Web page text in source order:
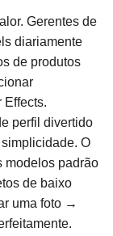
Gerentes de
diariamente
de produtos
Effects.
perfil divertido
O
modelos padrão
de baixo
uma foto →